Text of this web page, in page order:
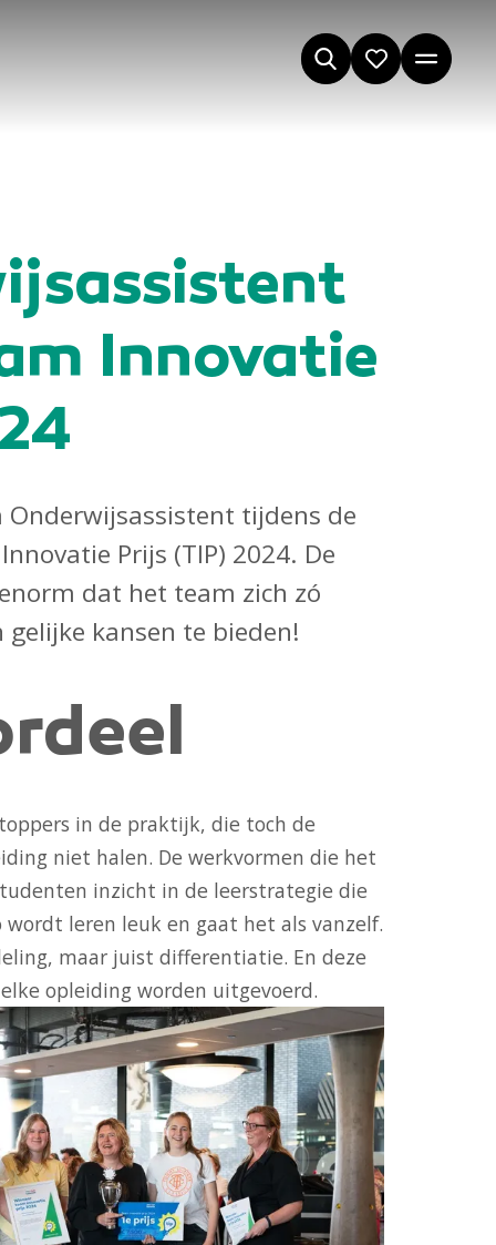
Innovatie
tijdens de
Prijs (TIP) 2024. De
dat het team zich zó
kansen te bieden!
in de praktijk, die toch de
niet halen. De werkvormen die het
inzicht in de leerstrategie die
leren leuk en gaat het als vanzelf.
maar juist differentiatie. En deze
opleiding worden uitgevoerd.